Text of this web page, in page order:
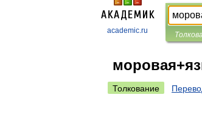
academic.ru
Толкование